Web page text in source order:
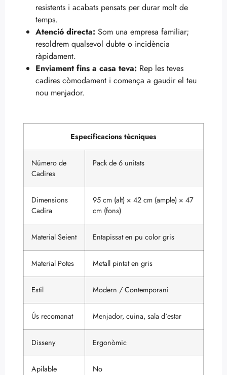
resistents i acabats pensats per durar molt de
temps.
Atenció directa: Som una empresa familiar;
resoldrem qualsevol dubte o incidència
ràpidament.
Enviament fins a casa teva: Rep les teves
cadires còmodament i comença a gaudir el teu
nou menjador.
Especificacions tècniques
Número de
Cadires
Pack de 6 unitats
Dimensions
Cadira
95 cm (alt) × 42 cm (ample) × 47
cm (fons)
Material Seient Entapissat en pu color gris
Material Potes Metall pintat en gris
Estil Modern / Contemporani
Ús recomanat Menjador, cuina, sala d´estar
Disseny Ergonòmic
Apilable No